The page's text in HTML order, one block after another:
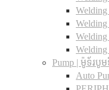
Welding
Welding
Welding
Pump | ម៉ូទ័របូ
Auto